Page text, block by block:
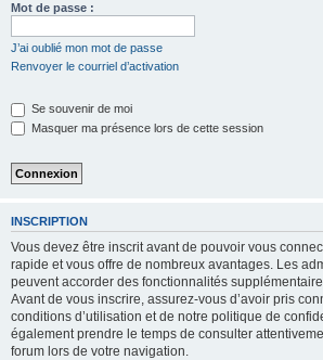
Mot de passe :
J’ai oublié mon mot de passe
Renvoyer le courriel d’activation
Se souvenir de moi
Masquer ma présence lors de cette session
INSCRIPTION
Vous devez être inscrit avant de pouvoir vous
rapide et vous offre de nombreux avantages. Les
peuvent accorder des fonctionnalités
Avant de vous inscrire, assurez-vous d’avoir pris
conditions d’utilisation et de notre politique de
également prendre le temps de consulter
forum lors de votre navigation.